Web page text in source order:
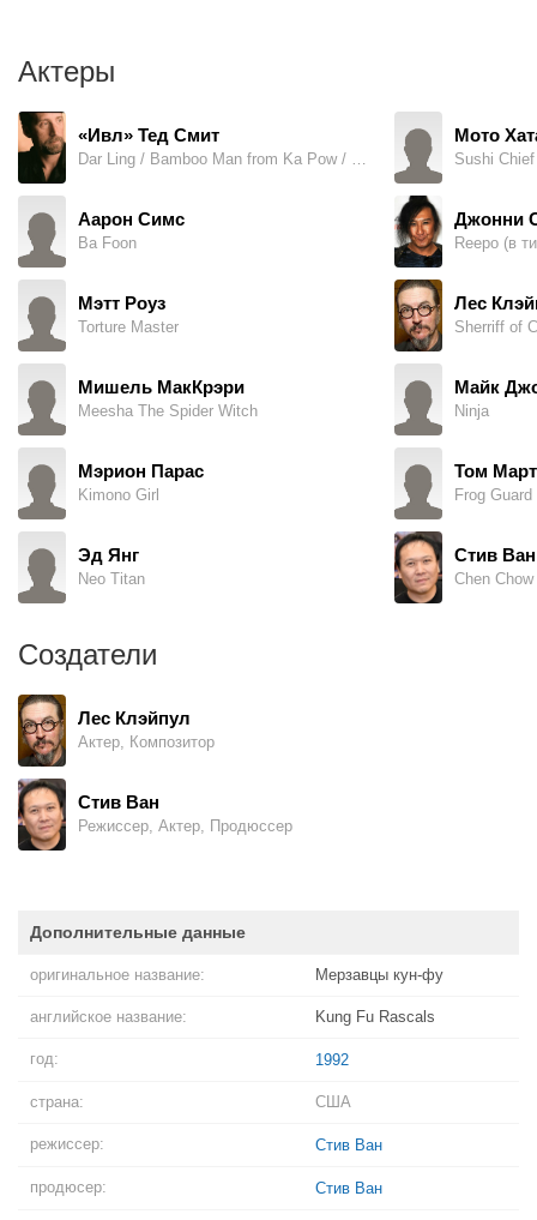
Актеры
«Ивл» Тед Смит
Dar Ling / Bamboo Man from Ka Pow / Meta Spartan (в титрах: Ted Smith)
Аарон Симс
Ba Foon
Мэтт Роуз
Torture Master
Мишель МакКрэри
Meesha The Spider Witch
Мэрион Парас
Kimono Girl
Эд Янг
Neo Titan
Мото
Sushi
Джонни
Reepo (в
Лес
Sherriff of
Майк
Ninja
Том
Frog
Стив Ван
Chen
Создатели
Лес Клэйпул
Актер, Композитор
Стив Ван
Режиссер, Актер, Продюссер
Дополнительные данные
оригинальное название: Мерзавцы кун-фу
английское название: Kung Fu Rascals
год: 1992
страна: США
режиссер: Стив Ван
продюсер: Стив Ван